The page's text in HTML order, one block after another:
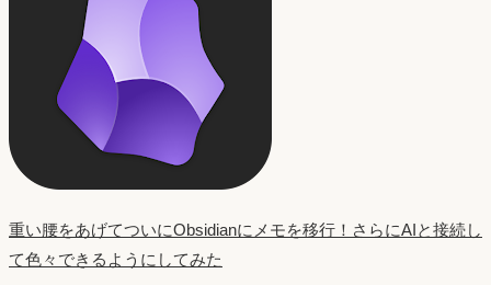
重い腰をあげてついにObsidianにメモを移行！さらにAIと接続し
て色々できるようにしてみた